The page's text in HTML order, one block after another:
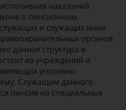
наказаний
о пенсионном
и служащих иных
органов
данная структура в
из учреждений и
уголовно-
Служащим данного
пенсия на специальных